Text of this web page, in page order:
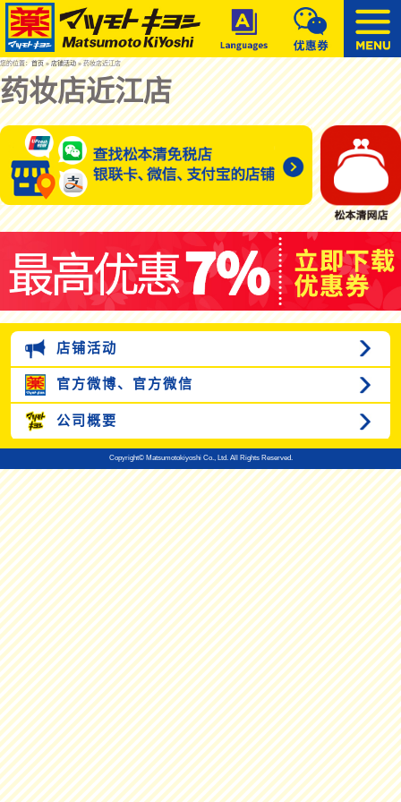
您的位置：首页»店铺活动» 药妆店近江店
药妆店近江店
店铺活动
官方微博、 官方微信
公司概要
Copyright© Matsumotokiyoshi Co., Ltd. All Rights Reserved.